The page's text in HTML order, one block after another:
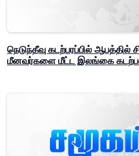
நெடுந்தீவு கடற்பரப்பில் ஆபத்தில்
மீனவர்களை மீட்ட இலங்கை